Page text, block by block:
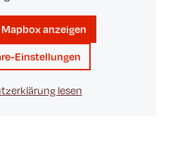
anzeigen
Einstellungen
lesen